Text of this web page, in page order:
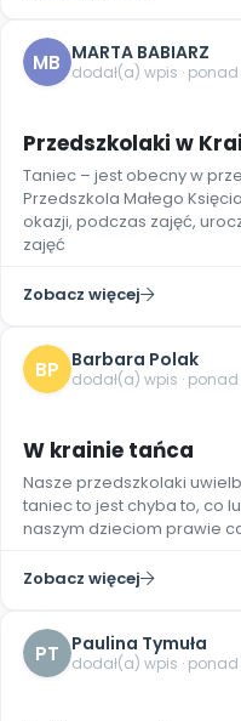
MB MARTA BABIARZ
dodał(a) wpis · ponad
Przedszkolaki w
Taniec – jest obecny w
Przedszkola Małego
okazji, podczas zajęć,
zajęć
Zobacz więcej
BP Barbara Polak
dodał(a) wpis · ponad
W krainie tańca
Nasze przedszkolaki
taniec to jest chyba to, co
naszym dzieciom prawie
Zobacz więcej
PT Paulina Tymuła
dodał(a) wpis · ponad